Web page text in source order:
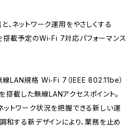
、ネットワーク運用をやさしくする
載予定のWi‑Fi 7対応パフォーマンス
線LAN規格 Wi‑Fi 7（IEEE 802.11be）
搭載した無線LANアクセスポイント。
トワーク状況を把握できる新しい運
和する新デザインにより、業務を止め